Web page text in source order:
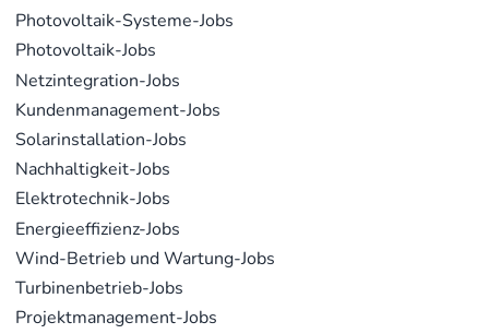
Photovoltaik-Systeme-Jobs
Photovoltaik-Jobs
Netzintegration-Jobs
Kundenmanagement-Jobs
Solarinstallation-Jobs
Nachhaltigkeit-Jobs
Elektrotechnik-Jobs
Energieeffizienz-Jobs
Wind-Betrieb und Wartung-Jobs
Turbinenbetrieb-Jobs
Projektmanagement-Jobs